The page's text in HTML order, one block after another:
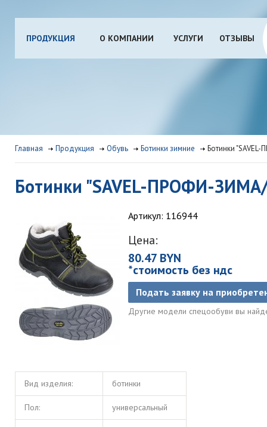
ПРОДУКЦИЯ О КОМПАНИИ УСЛУГИ ОТЗЫВЫ
Главная Продукция Обувь Ботинки зимние Ботинки
Ботинки "SAVEL-ПРОФИ-
Артикул: 116944
Цена:
80.47 BYN
*стоимость без ндс
Подать заявку на
Другие модели спецообуви вы
Вид изделия: ботинки
Пол: универсальный